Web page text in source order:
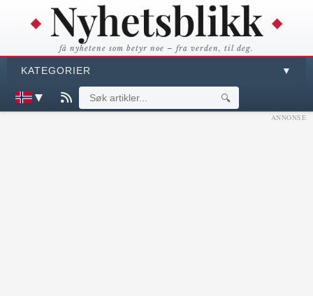
få nyhetene som betyr noe – fra verden, til deg.
KATEGORIER ▼
▼ 🔍
ANNONSE